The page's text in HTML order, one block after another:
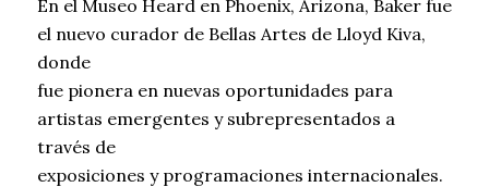
En el Museo Heard en Phoenix, Arizona, Baker fue
el nuevo curador de Bellas Artes de Lloyd Kiva,
donde
fue pionera en nuevas oportunidades para
artistas emergentes y subrepresentados a
través de
exposiciones y programaciones internacionales.